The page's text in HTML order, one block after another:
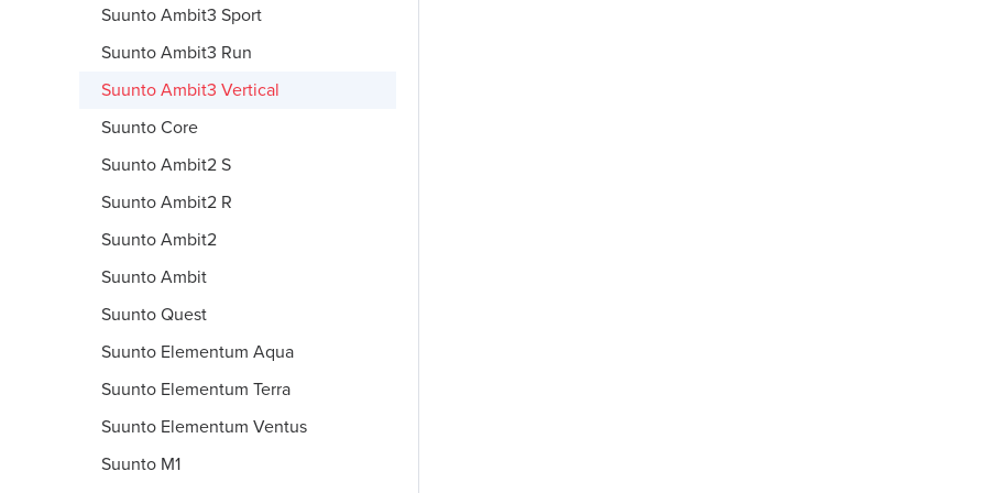
Suunto Ambit3 Sport
Suunto Ambit3 Run
Suunto Ambit3 Vertical
Suunto Core
Suunto Ambit2 S
Suunto Ambit2 R
Suunto Ambit2
Suunto Ambit
Suunto Quest
Suunto Elementum Aqua
Suunto Elementum Terra
Suunto Elementum Ventus
Suunto M1